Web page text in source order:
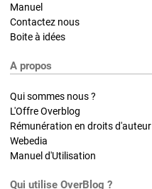
Manuel
Contactez nous
Boite à idées
A propos
Qui sommes nous ?
L'Offre Overblog
Rémunération en droits d'auteur
Webedia
Manuel d'Utilisation
Qui utilise OverBlog ?